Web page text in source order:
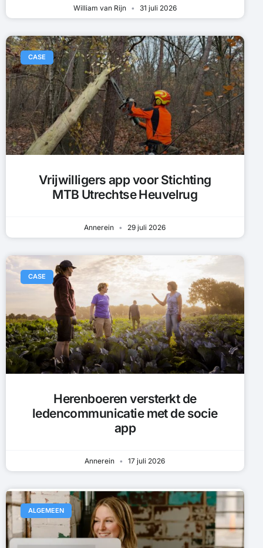
William van Rijn 31 juli 2026
CASE
Vrijwilligers app voor Stichting
MTB Utrechtse Heuvelrug
Annerein 29 juli 2026
CASE
Herenboeren versterkt de
ledencommunicatie met de socie
app
Annerein 17 juli 2026
ALGEMEEN